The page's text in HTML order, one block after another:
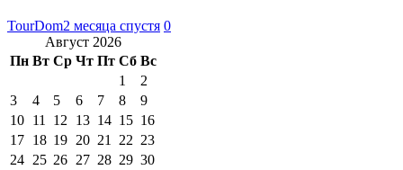
TourDom2 месяца спустя 0
Август 2026
Пн Вт Ср Чт Пт Сб Вс
1
2
3
4 5 6 7 8
9
10 11 12 13 14 15 16
17 18 19 20 21 22 23
24 25 26 27 28 29 30